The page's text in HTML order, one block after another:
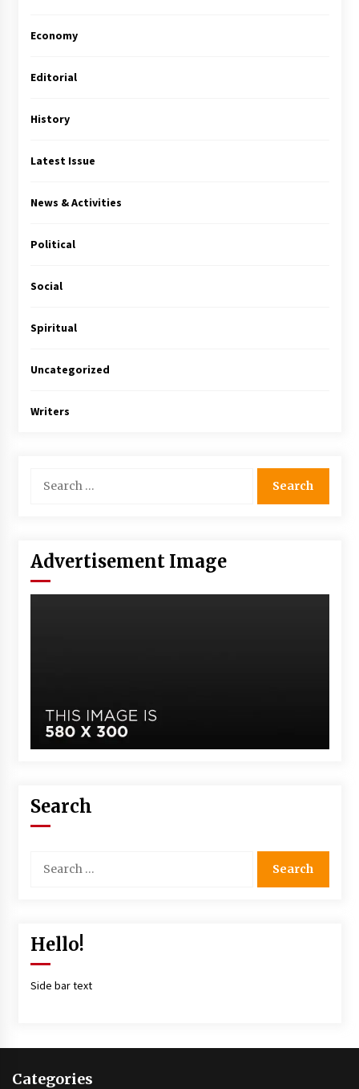
Economy
Editorial
History
Latest Issue
News & Activities
Political
Social
Spiritual
Uncategorized
Writers
Advertisement Image
Search
Hello!
Side bar text
Categories